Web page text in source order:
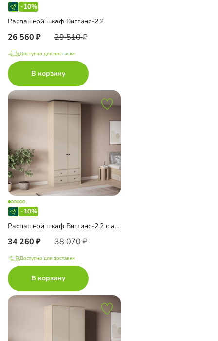
-10%
Распашной шкаф Виггинс-2.2
26 560 29 510
Доступно для доставки
В корзину
-10%
Распашной шкаф Виггинс-2.2 с антресолью
34 260 38 070
Доступно для доставки
В корзину